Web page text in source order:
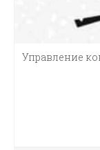
Управление